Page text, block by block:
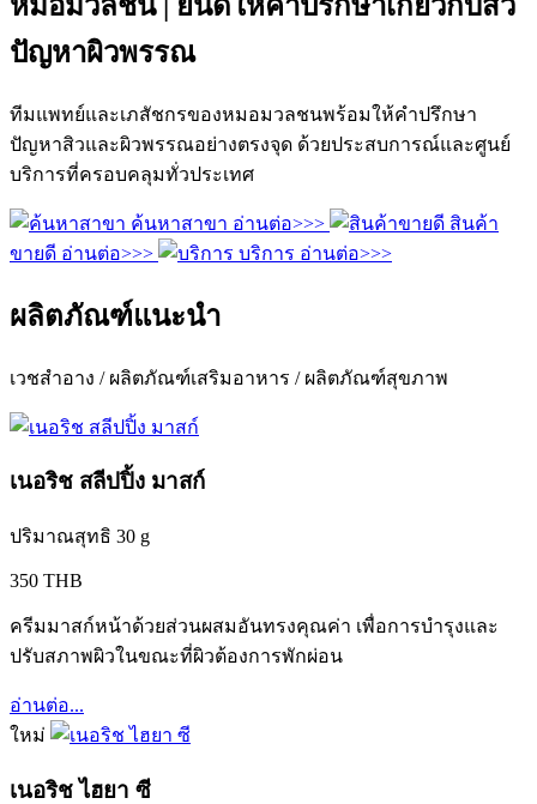
ปัญหาผิวพรรณ
ทีมแพทย์และเภสัชกรของหมอมวลชนพร้อมให้คำปรึกษา
ปัญหาสิวและผิวพรรณอย่างตรงจุด ด้วยประสบการณ์และศูนย์
บริการที่ครอบคลุมทั่วประเทศ
ค้นหาสาขา อ่านต่อ>>>
สินค้า
ขายดี อ่านต่อ>>> บริการ อ่านต่อ>>>
ผลิตภัณฑ์แนะนำ
เวชสำอาง / ผลิตภัณฑ์เสริมอาหาร / ผลิตภัณฑ์สุขภาพ
เนอริช สลีปปิ้ง มาสก์
ปริมาณสุทธิ 30 g
350 THB
ครีมมาสก์หน้าด้วยส่วนผสมอันทรงคุณค่า เพื่อการบำรุงและ
ปรับสภาพผิวในขณะที่ผิวต้องการพักผ่อน
อ่านต่อ...
ใหม่
เนอริช ไฮยา ซี